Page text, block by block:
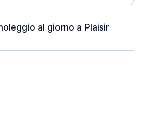
al giorno a Plaisir